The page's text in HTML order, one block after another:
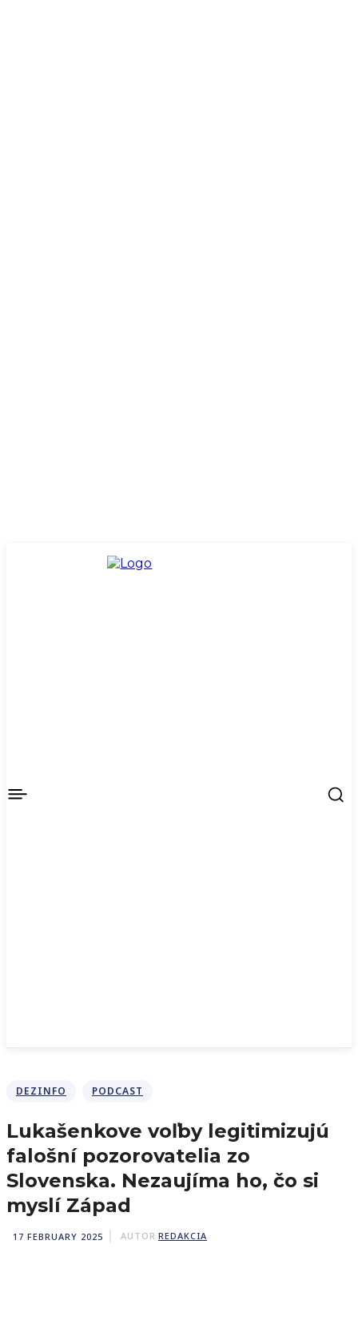
DEZINFO PODCAST
Lukašenkove voľby legitimizujú
falošní pozorovatelia zo
Slovenska. Nezaujíma ho, čo si
myslí Západ
17 FEBRUARY 2025 AUTOR REDAKCIA